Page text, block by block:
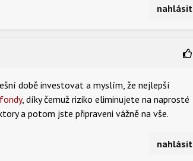
nahlásit
době investovat a myslím, že nejlepší
, díky čemuž riziko eliminujete na naprosté
a potom jste připraveni vážně na vše.
nahlásit